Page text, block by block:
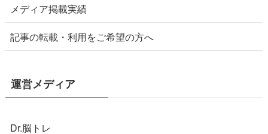
メディア掲載実績
記事の転載・利用をご希望の方へ
運営メディア
Dr.脳トレ